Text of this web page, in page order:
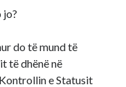
jo?
do të mund të
të dhënë në
e Statusit